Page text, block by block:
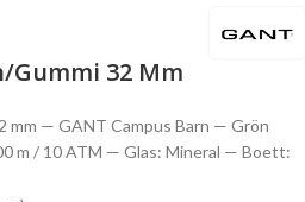
Gummi 32 Mm
mm — GANT Campus Barn — Grön
m / 10 ATM — Glas: Mineral — Boett: